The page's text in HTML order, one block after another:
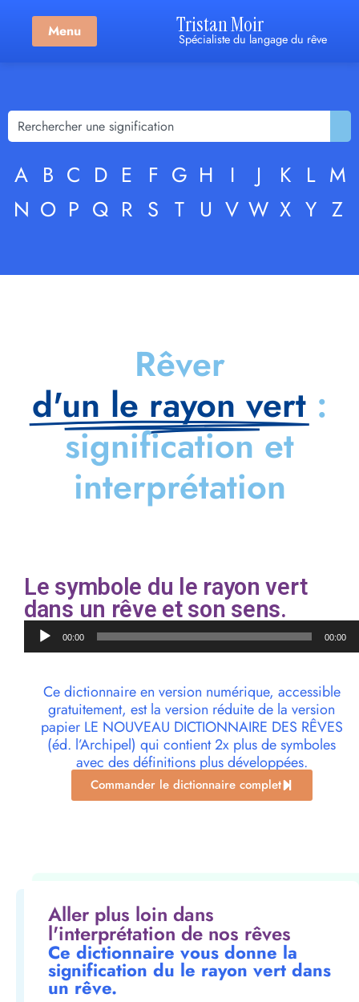
Menu Tristan Moir
Spécialiste du langage du rêve
A B C D E F G H I J K L M
N O P Q R S T U V W X Y Z
Rêver
d'un le rayon vert :
signification et
interprétation
Le symbole du le rayon vert
dans un rêve et son sens.
Lecteur
audio00:00 00:00
Ce dictionnaire en version numérique, accessible
gratuitement, est la version réduite de la version
papier LE NOUVEAU DICTIONNAIRE DES RÊVES
(éd. l’Archipel) qui contient 2x plus de symboles
avec des définitions plus développées.
Commander le dictionnaire complet
Aller plus loin dans
l'interprétation de nos rêves
Ce dictionnaire vous donne la
signification du le rayon vert dans
un rêve.